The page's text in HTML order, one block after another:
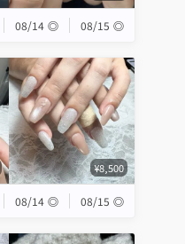
08/14 ◎ 08/15 ◎
¥8,500
08/14 ◎ 08/15 ◎